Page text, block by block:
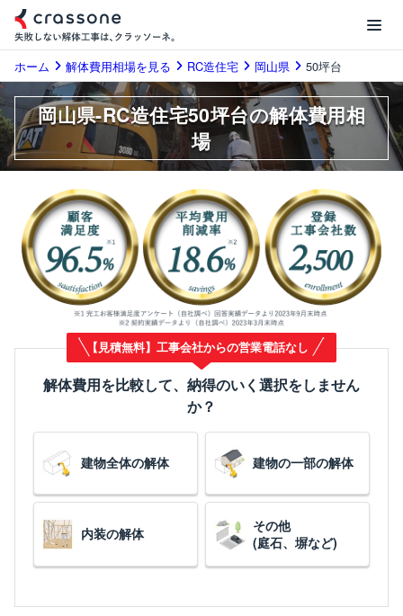
ホーム 解体費用相場を見る RC造住宅 岡山県 50坪台
岡山県-RC造住宅50坪台の解体費用相
場
【見積無料】工事会社からの営業電話なし
解体費用を比較して、納得のいく選択をしません
か？
建物全体の解体 建物の一部の解体
内装の解体
その他
(庭石、塀など)